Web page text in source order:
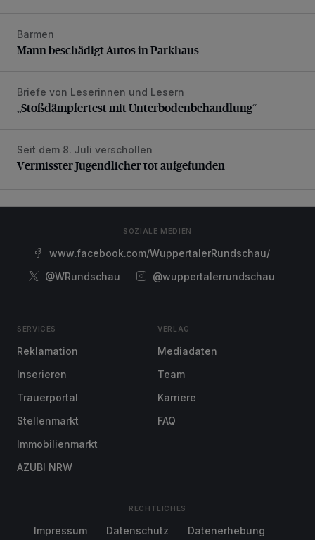
Mann beschädigt Autos in Parkhaus
Barmen
Mann beschädigt Autos in Parkhaus
„Stoßdämpfertest mit Unterbodenbehandlung“
Briefe von Leserinnen und Lesern
„Stoßdämpfertest mit Unterbodenbehandlung“
Vermisster Jugendlicher tot aufgefunden
Seit dem 8. Juli verschollen
Vermisster Jugendlicher tot aufgefunden
SOZIALE MEDIEN
www.facebook.com/WuppertalerRundschau/
@WRundschau
@wuppertalerrundschau
SERVICES
Reklamation
Inserieren
Trauerportal
Stellenmarkt
Immobilienmarkt
AZUBI NRW
VERLAG
Mediadaten
Team
Karriere
FAQ
RECHTLICHES
Impressum Datenschutz Datenerhebung